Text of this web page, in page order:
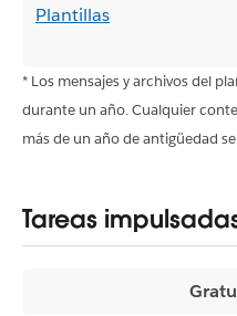
Plantillas
* Los mensajes y archivos del
durante un año. Cualquier
más de un año de antigüedad se
Tareas